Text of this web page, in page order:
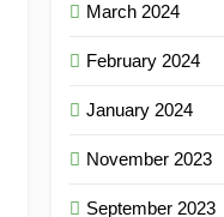
March 2024
February 2024
January 2024
November 2023
September 2023